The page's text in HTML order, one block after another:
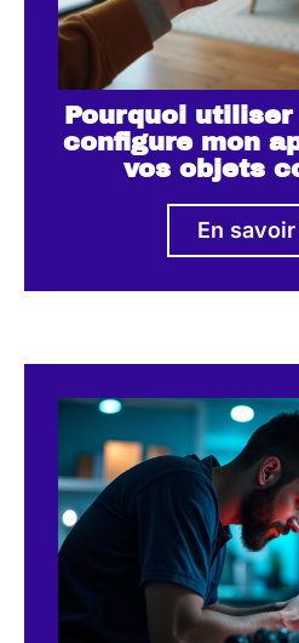
Pourquoi utiliser
configure mon
vos objets
En